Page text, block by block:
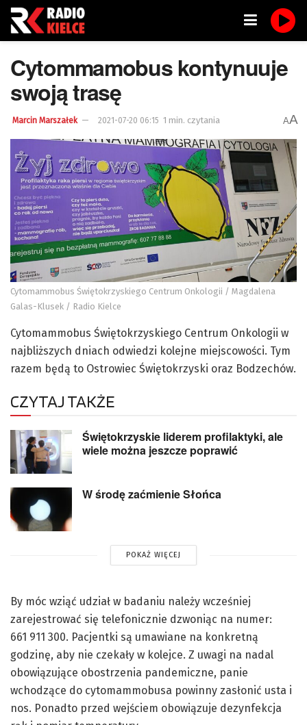
Cytommamobus kontynuuje
swoją trasę
Marcin Marszałek 2021-07-20 06:15 1 min. czytania AA
Cytomammobus Świętokrzyskiego Centrum Onkologii / Magdalena
Galas-Klusek / Radio Kielce
Cytomammobus Świętokrzyskiego Centrum Onkologii w
najbliższych dniach odwiedzi kolejne miejscowości. Tym
razem będą to Ostrowiec Świętokrzyski oraz Bodzechów.
CZYTAJ TAKŻE
Świętokrzyskie liderem profilaktyki, ale
wiele można jeszcze poprawić
W środę zaćmienie Słońca
POKAŻ WIĘCEJ
By móc wziąć udział w badaniu należy wcześniej
zarejestrować się telefonicznie dzwoniąc na numer:
661 911 300. Pacjentki są umawiane na konkretną
godzinę, aby nie czekały w kolejce. Z uwagi na nadal
obowiązujące obostrzenia pandemiczne, panie
wchodzące do cytomammobusa powinny zasłonić usta i
nos. Ponadto przed wejściem obowiązuje dezynfekcja